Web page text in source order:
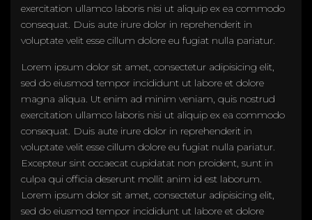
exercitation ullamco laboris nisi ut aliquip ex ea commodo
consequat. Duis aute irure dolor in reprehenderit in
voluptate velit esse cillum dolore eu fugiat nulla pariatur.
Lorem ipsum dolor sit amet, consectetur adipisicing elit,
sed do eiusmod tempor incididunt ut labore et dolore
magna aliqua. Ut enim ad minim veniam, quis nostrud
exercitation ullamco laboris nisi ut aliquip ex ea commodo
consequat. Duis aute irure dolor in reprehenderit in
voluptate velit esse cillum dolore eu fugiat nulla pariatur.
Excepteur sint occaecat cupidatat non proident, sunt in
culpa qui officia deserunt mollit anim id est laborum.
Lorem ipsum dolor sit amet, consectetur adipisicing elit,
sed do eiusmod tempor incididunt ut labore et dolore